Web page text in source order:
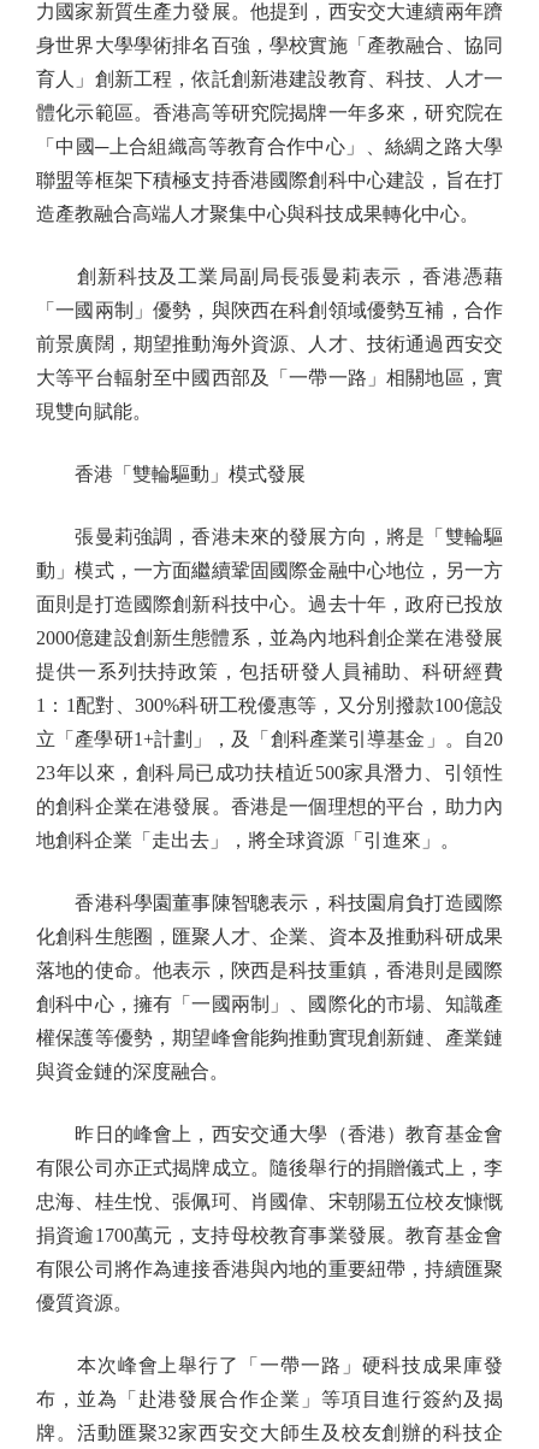
力國家新質生產力發展。他提到，西安交大連續兩年躋
身世界大學學術排名百強，學校實施「產教融合、協同
育人」創新工程，依託創新港建設教育、科技、人才一
體化示範區。香港高等研究院揭牌一年多來，研究院在
「中國─上合組織高等教育合作中心」、絲綢之路大學
聯盟等框架下積極支持香港國際創科中心建設，旨在打
造產教融合高端人才聚集中心與科技成果轉化中心。
創新科技及工業局副局長張曼莉表示，香港憑藉
「一國兩制」優勢，與陝西在科創領域優勢互補，合作
前景廣闊，期望推動海外資源、人才、技術通過西安交
大等平台輻射至中國西部及「一帶一路」相關地區，實
現雙向賦能。
香港「雙輪驅動」模式發展
張曼莉強調，香港未來的發展方向，將是「雙輪驅
動」模式，一方面繼續鞏固國際金融中心地位，另一方
面則是打造國際創新科技中心。過去十年，政府已投放
2000億建設創新生態體系，並為內地科創企業在港發展
提供一系列扶持政策，包括研發人員補助、科研經費
1：1配對、300%科研工稅優惠等，又分別撥款100億設
立「產學研1+計劃」，及「創科產業引導基金」。自20
23年以來，創科局已成功扶植近500家具潛力、引領性
的創科企業在港發展。香港是一個理想的平台，助力內
地創科企業「走出去」，將全球資源「引進來」。
香港科學園董事陳智聰表示，科技園肩負打造國際
化創科生態圈，匯聚人才、企業、資本及推動科研成果
落地的使命。他表示，陝西是科技重鎮，香港則是國際
創科中心，擁有「一國兩制」、國際化的市場、知識產
權保護等優勢，期望峰會能夠推動實現創新鏈、產業鏈
與資金鏈的深度融合。
昨日的峰會上，西安交通大學（香港）教育基金會
有限公司亦正式揭牌成立。隨後舉行的捐贈儀式上，李
忠海、桂生悅、張佩珂、肖國偉、宋朝陽五位校友慷慨
捐資逾1700萬元，支持母校教育事業發展。教育基金會
有限公司將作為連接香港與內地的重要紐帶，持續匯聚
優質資源。
本次峰會上舉行了「一帶一路」硬科技成果庫發
布，並為「赴港發展合作企業」等項目進行簽約及揭
牌。活動匯聚32家西安交大師生及校友創辦的科技企